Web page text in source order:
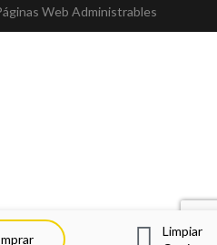
Limpiar
Web Administrables